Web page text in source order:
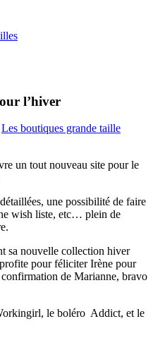
l’hiver
Les boutiques grande taille
un tout nouveau site pour le
une possibilité de faire
wish liste, etc… plein de
sa nouvelle collection hiver
profite pour féliciter Irène pour
confirmation de Marianne, bravo
le boléro Addict, et le